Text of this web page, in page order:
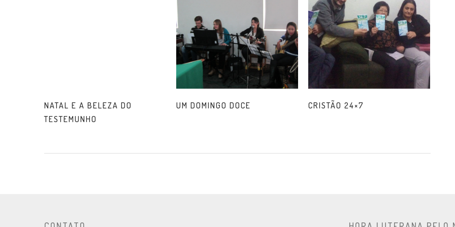
NATAL E A BELEZA DO
TESTEMUNHO
UM DOMINGO DOCE CRISTÃO 24×7